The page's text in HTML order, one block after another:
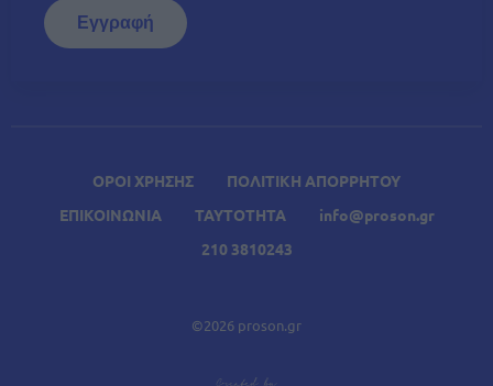
ΟΡΟΙ ΧΡΗΣΗΣ
ΠΟΛΙΤΙΚΗ ΑΠΟΡΡΗΤΟΥ
ΕΠΙΚΟΙΝΩΝΙΑ
ΤΑΥΤΟΤΗΤΑ
info@proson.gr
210 3810243
©2026 proson.gr